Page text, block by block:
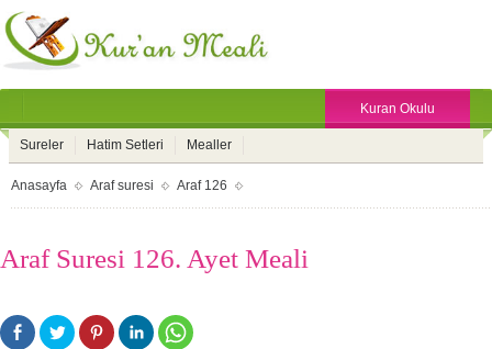
Kuran Okulu
Sureler Hatim Setleri Mealler
Anasayfa Araf suresi Araf 126
Araf Suresi 126. Ayet Meali